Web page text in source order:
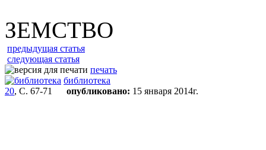
ЗЕМСТВО
предыдущая статья
следующая статья
печать
библиотека
20, С. 67-71 опубликовано: 15 января 2014г.